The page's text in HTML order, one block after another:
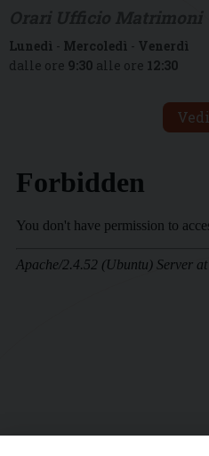
Lunedì - Mercoledì - Venerdì
dalle ore 9:30 alle ore 12:30